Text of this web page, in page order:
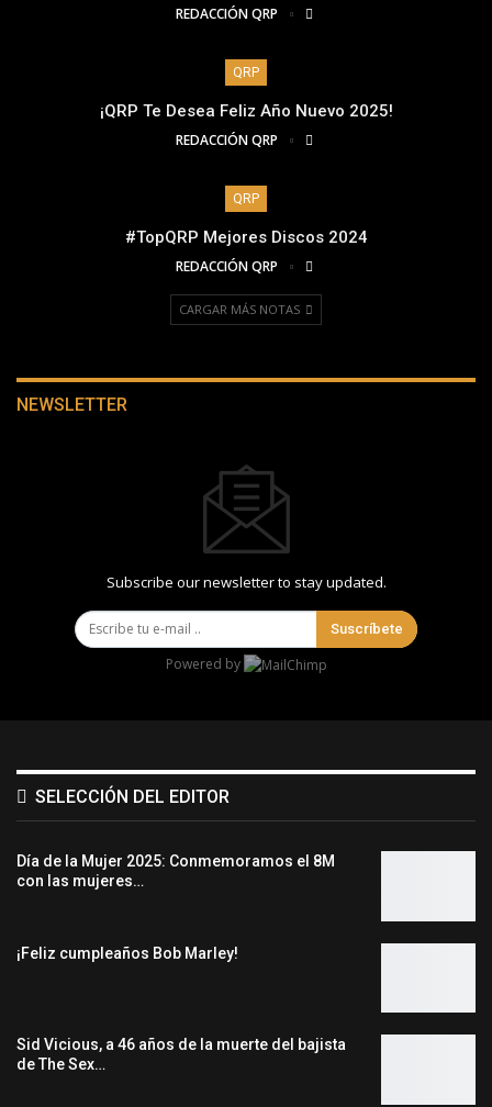
REDACCIÓN QRP
QRP
¡QRP Te Desea Feliz Año Nuevo 2025!
REDACCIÓN QRP
QRP
#TopQRP Mejores Discos 2024
REDACCIÓN QRP
CARGAR MÁS NOTAS
NEWSLETTER
Subscribe our newsletter to stay updated.
Suscríbete
Powered by
SELECCIÓN DEL EDITOR
Día de la Mujer 2025: Conmemoramos el 8M
con las mujeres…
¡Feliz cumpleaños Bob Marley!
Sid Vicious, a 46 años de la muerte del bajista
de The Sex…